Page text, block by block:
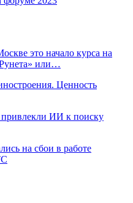
это начало курса на
или…
Ценность
ИИ к поиску
на сбои в работе